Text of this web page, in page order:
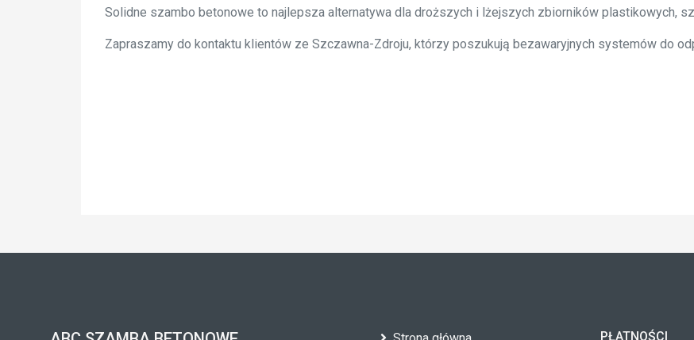
Solidne szambo betonowe to najlepsza alternatywa dla droższych i lżejszych zbiorników plastikowych,
Zapraszamy do kontaktu klientów ze Szczawna-Zdroju, którzy poszukują bezawaryjnych systemów do
PŁATNOŚCI